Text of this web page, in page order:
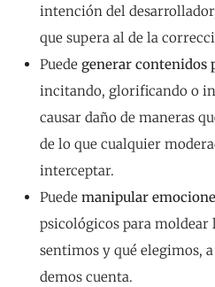
intención del
que supera al de la
Puede generar contenidos
incitando, glorificando o
causar daño de maneras
de lo que cualquier
interceptar.
Puede manipular
psicológicos para moldear
sentimos y qué elegimos,
demos cuenta.